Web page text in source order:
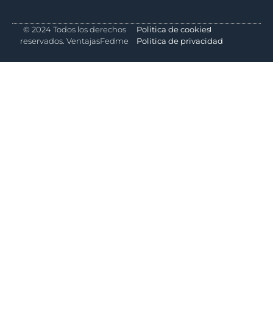
© 2024 Todos los derechos
reservados. VentajasFedme
Politica de cookies
Politica de privacidad